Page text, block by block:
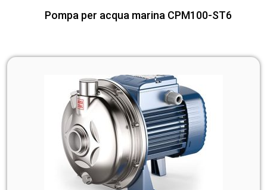
Pompa per acqua marina CPM100-ST6